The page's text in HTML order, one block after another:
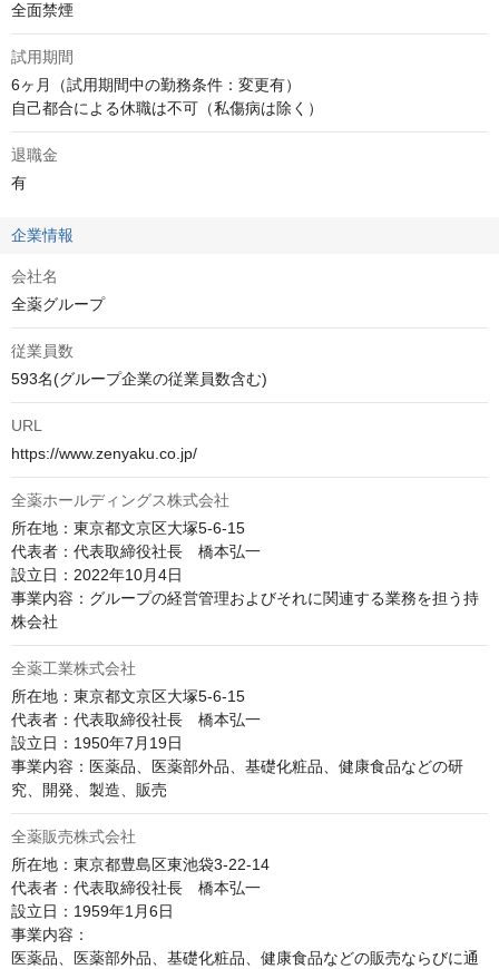
全面禁煙
試用期間
6ヶ月（試用期間中の勤務条件：変更有）
自己都合による休職は不可（私傷病は除く）
退職金
有
企業情報
会社名
全薬グループ
従業員数
593名(グループ企業の従業員数含む)
URL
https://www.zenyaku.co.jp/
全薬ホールディングス株式会社
所在地：東京都文京区大塚5-6-15
代表者：代表取締役社長　橋本弘一
設立日：2022年10月4日
事業内容：グループの経営管理およびそれに関連する業務を担う持
株会社
全薬工業株式会社
所在地：東京都文京区大塚5-6-15
代表者：代表取締役社長　橋本弘一
設立日：1950年7月19日
事業内容：医薬品、医薬部外品、基礎化粧品、健康食品などの研
究、開発、製造、販売
全薬販売株式会社
所在地：東京都豊島区東池袋3-22-14
代表者：代表取締役社長　橋本弘一
設立日：1959年1月6日
事業内容：
医薬品、医薬部外品、基礎化粧品、健康食品などの販売ならびに通